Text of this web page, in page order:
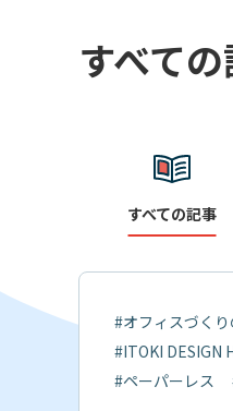
すべて
すべての記事
#オフィスづく
#ITOKI DESIGN
#ペーパーレス